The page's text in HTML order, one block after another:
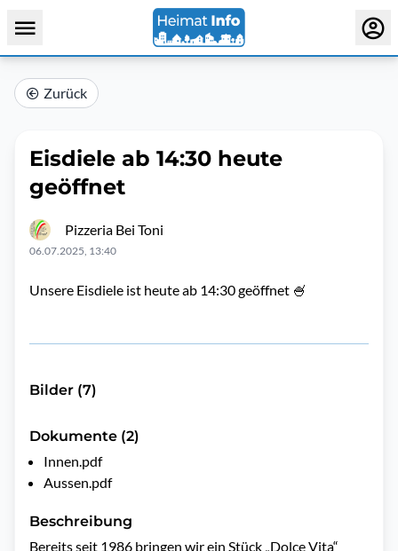
Zurück
Eisdiele ab 14:30 heute
geöffnet
Pizzeria Bei Toni
06.07.2025, 13:40
Unsere Eisdiele ist heute ab 14:30 geöffnet 🍧
Bilder (7)
Dokumente (2)
Innen.pdf
Aussen.pdf
Beschreibung
Bereits seit 1986 bringen wir ein Stück „Dolce Vita“